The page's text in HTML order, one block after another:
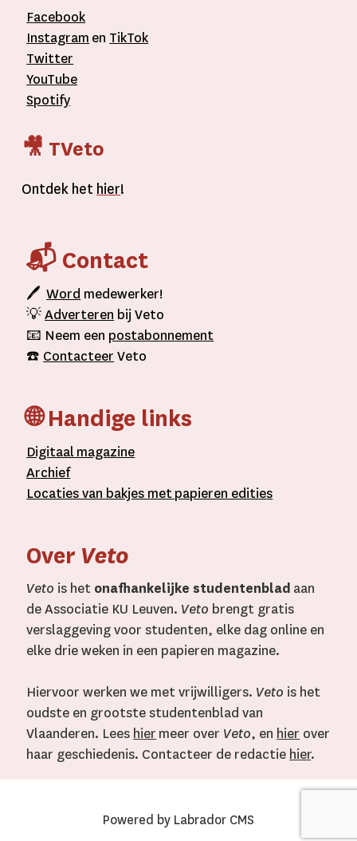
Facebook
Instagram en TikTok
Twitter
YouTube
Spotify
🎥 TVeto
Ontdek het hier!
📬 Contact
🖊Word medewerker!
💡Adverteren bij Veto
📧 Neem een postabonnement
☎️ Contacteer Veto
🌐 Handige links
Digitaal magazine
Archief
Locaties van bakjes metpapieren edities
Over Veto
Veto is het onafhankelijke studentenblad aan
de Associatie KU Leuven. Veto brengt gratis
verslaggeving voor studenten, elke dag online en
elke drie weken in een papieren magazine.
Hiervoor werken we met vrijwilligers. Veto is het
oudste en grootste studentenblad van
Vlaanderen. Lees hier meer over Veto, en hier over
haar geschiedenis. Contacteer de redactie hier.
Powered by Labrador CMS